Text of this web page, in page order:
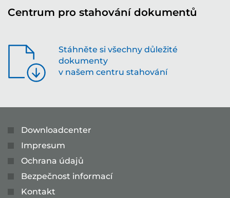
Centrum pro stahování dokumentů
Stáhněte si všechny důležité
dokumenty
v našem centru stahování
Downloadcenter
Impresum
Ochrana údajů
Bezpečnost informací
Kontakt